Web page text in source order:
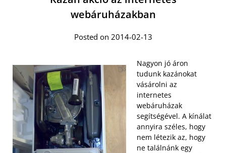
webáruházakban
Posted on 2014-02-13
Nagyon jó áron
tudunk kazánokat
vásárolni az
internetes
webáruházak
segítségével. A kínálat
annyira széles, hogy
nem létezik az, hogy
ne találnánk egy